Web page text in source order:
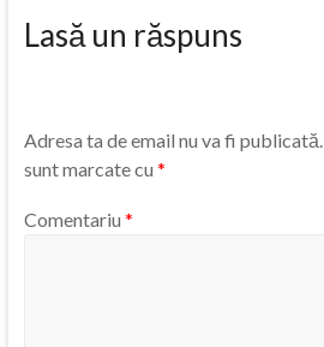
Lasă un răspuns
Adresa ta de email nu va fi publicată.
sunt marcate cu *
Comentariu *